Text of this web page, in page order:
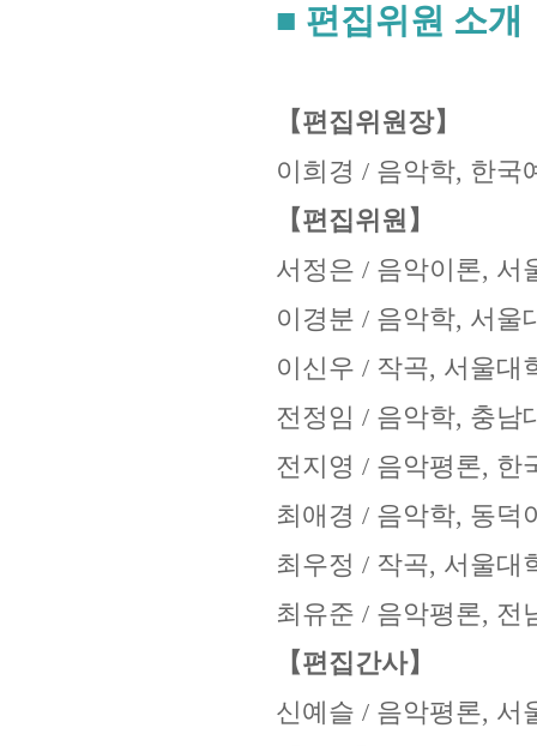
■ 편집위원 소개
【편집위원장】
이희경 / 음악학, 한국
【편집위원】
서정은 / 음악이론, 서
이경분 / 음악학, 서울
이신우 / 작곡, 서울대
전정임 / 음악학, 충남
전지영 / 음악평론, 한
최애경 / 음악학, 동덕
최우정 / 작곡, 서울대
최유준 / 음악평론, 전
【편집간사】
신예슬 / 음악평론, 서